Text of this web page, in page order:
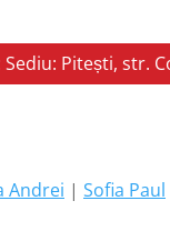
Sediu: Pitești, str.
Andrei | Sofia Paul